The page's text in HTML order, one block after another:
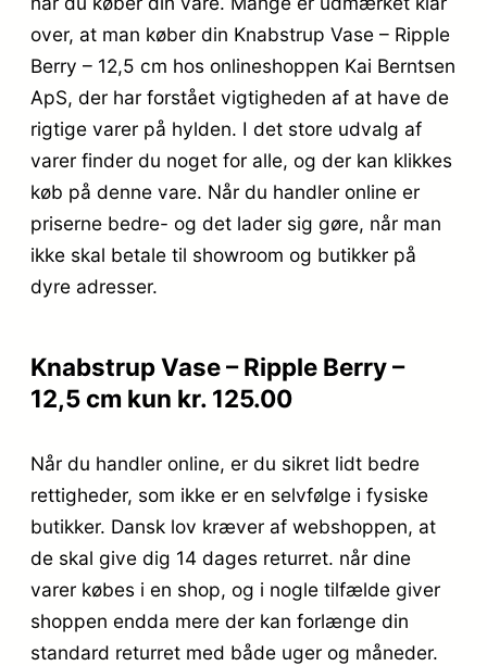
over, at man køber din Knabstrup Vase – Ripple
Berry – 12,5 cm hos onlineshoppen Kai Berntsen
ApS, der har forstået vigtigheden af at have de
rigtige varer på hylden. I det store udvalg af
varer finder du noget for alle, og der kan klikkes
køb på denne vare. Når du handler online er
priserne bedre- og det lader sig gøre, når man
ikke skal betale til showroom og butikker på
dyre adresser.
Knabstrup Vase – Ripple Berry –
12,5 cm kun kr. 125.00
Når du handler online, er du sikret lidt bedre
rettigheder, som ikke er en selvfølge i fysiske
butikker. Dansk lov kræver af webshoppen, at
de skal give dig 14 dages returret. når dine
varer købes i en shop, og i nogle tilfælde giver
shoppen endda mere der kan forlænge din
standard returret med både uger og måneder.